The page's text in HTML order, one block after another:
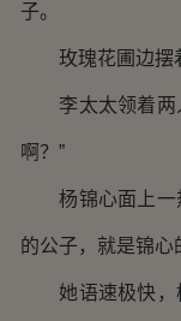
子。
玫瑰花圃边摆着
李太太领着两人
啊？”
杨锦心面上一热
的公子，就是锦心
她语速极快，杨